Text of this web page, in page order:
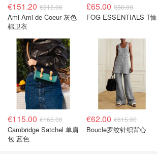
€151.20 €315.00
Ami Ami de Coeur 灰色
棉卫衣
£65.00 £80.00
FOG ESSENTIALS T恤
€115.00 €165.00
Cambridge Satchel 单肩
包 蓝色
€62.00 €615.00
Boucle罗纹针织背心